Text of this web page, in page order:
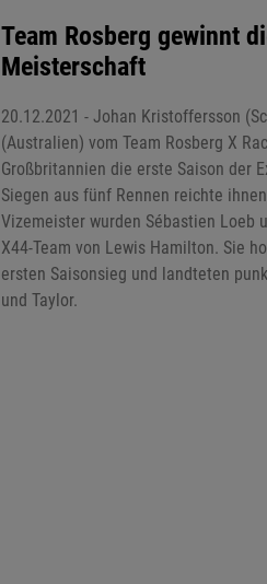
Team Rosberg gewinnt
Meisterschaft
20.12.2021 - Johan Kristoffersson
(Australien) vom Team Rosberg X
Großbritannien die erste Saison der
Siegen aus fünf Rennen reichte
Vizemeister wurden Sébastien Loeb
X44-Team von Lewis Hamilton. Sie
ersten Saisonsieg und landteten
und Taylor.